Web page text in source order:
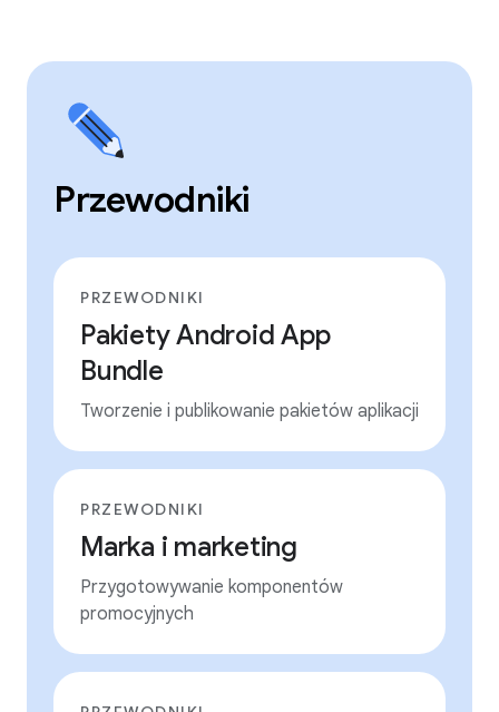
Przewodniki
PRZEWODNIKI
Pakiety Android App
Bundle
Tworzenie i publikowanie pakietów aplikacji
PRZEWODNIKI
Marka i marketing
Przygotowywanie komponentów
promocyjnych